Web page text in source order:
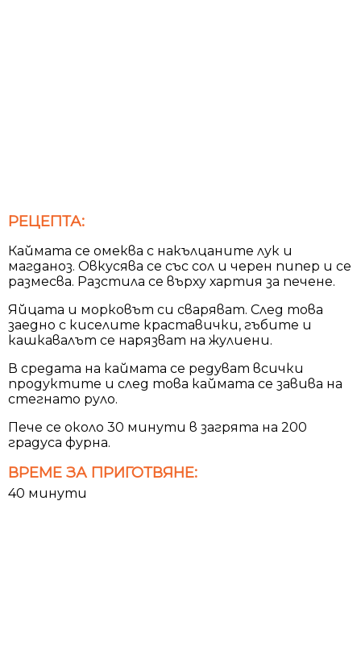
РЕЦЕПТА:
Каймата се омеква с накълцаните лук и
магданоз. Овкусява се със сол и черен пипер и се
размесва. Разстила се върху хартия за печене.
Яйцата и морковът си сваряват. След това
заедно с киселите краставички, гъбите и
кашкавалът се нарязват на жулиени.
В средата на каймата се редуват всички
продуктите и след това каймата се завива на
стегнато руло.
Пече се около 30 минути в загрята на 200
градуса фурна.
ВРЕМЕ ЗА ПРИГОТВЯНЕ:
40 минути